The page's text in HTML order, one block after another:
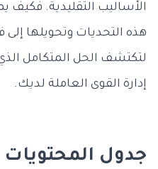
الأساليب التقليدية.
هذه التحديات وتحويلها إلى
لتكتشف الحل المتكامل
إدارة القوى العاملة لديك.
جدول المحتويات